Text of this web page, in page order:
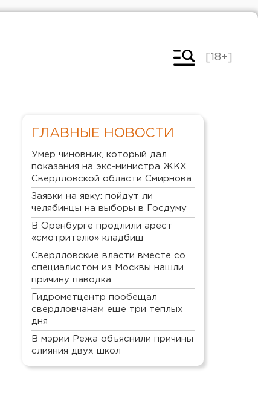
[18+]
ГЛАВНЫЕ НОВОСТИ
Умер чиновник, который дал
показания на экс-министра ЖКХ
Свердловской области Смирнова
Заявки на явку: пойдут ли
челябинцы на выборы в Госдуму
В Оренбурге продлили арест
«смотрителю» кладбищ
Свердловские власти вместе со
специалистом из Москвы нашли
причину паводка
Гидрометцентр пообещал
свердловчанам еще три теплых
дня
В мэрии Режа объяснили причины
слияния двух школ